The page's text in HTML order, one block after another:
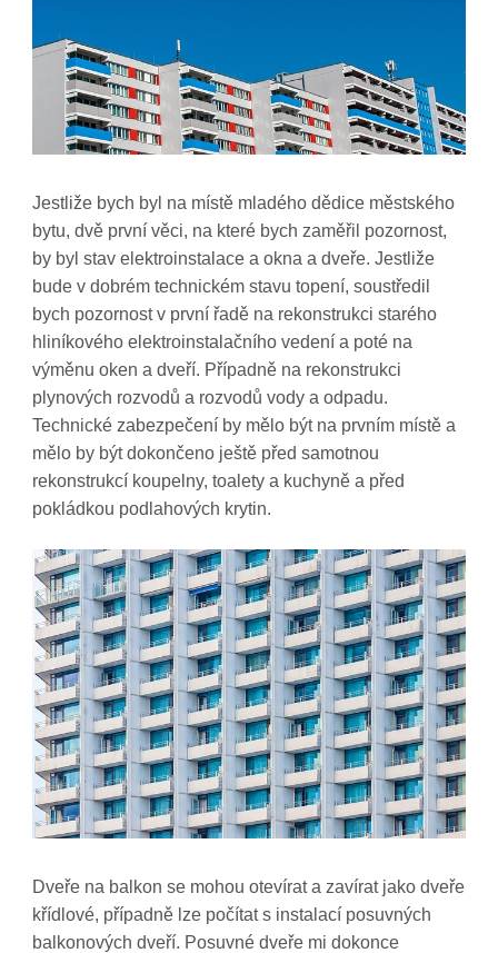
Jestliže bych byl na místě mladého dědice městského
bytu, dvě první věci, na které bych zaměřil pozornost,
by byl stav elektroinstalace a okna a dveře. Jestliže
bude v dobrém technickém stavu topení, soustředil
bych pozornost v první řadě na rekonstrukci starého
hliníkového elektroinstalačního vedení a poté na
výměnu oken a dveří. Případně na rekonstrukci
plynových rozvodů a rozvodů vody a odpadu.
Technické zabezpečení by mělo být na prvním místě a
mělo by být dokončeno ještě před samotnou
rekonstrukcí koupelny, toalety a kuchyně a před
pokládkou podlahových krytin.
Dveře na balkon se mohou otevírat a zavírat jako dveře
křídlové, případně lze počítat s instalací posuvných
balkonových dveří. Posuvné dveře mi dokonce